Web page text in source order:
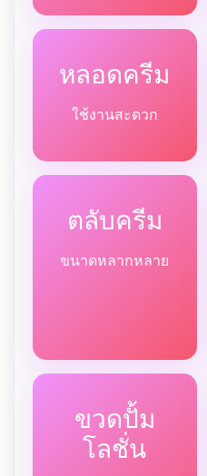
หลอดครีม
ใช้งานสะดวก
ตลับครีม
ขนาดหลากหลาย
ขวดปั้ม
โลชั่น